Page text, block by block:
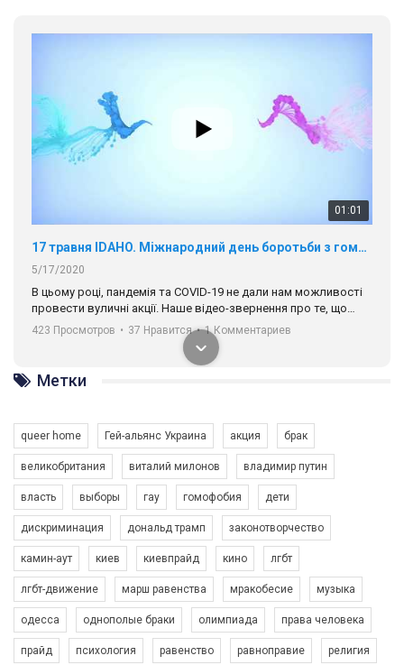
01:01
17 травня IDAHO. Міжнародний день боротьби з гомофобією трансфобією і біфобія.
5/17/2020
В цьому році, пандемія та COVІD-19 не дали нам можливості
провести вуличні акції. Наше відео-звернення про те, що
навіть коли ми у різних містах та не можемо зустрінеться, ми
разом. Ми закликаємо всіх хто поділяє цінності рівності та
солідарності, приєднатися до нас. Регіональні підрозділи
ГАУ є в 16 областях України.
Разом наш голос лунає гучніше!
423 Просмотров • 37 Нравится • 1 Комментариев
Зупинимо насильство проти ЛГБТ в Україні! Stop violence against LGBT in Ukraine!
6/30/2017
Емоційний та вражаючий промо-ролік на конкурс PACT, який
представляє програму "Гей-альянс Україна" з протидії
Метки
queer home Гей-альянс Украина акция брак
великобритания виталий милонов владимир путин
власть выборы гау гомофобия дети
дискриминация дональд трамп законотворчество
камин-аут киев киевпрайд кино лгбт
лгбт-движение марш равенства мракобесие музыка
одесса однополые браки олимпиада права человека
прайд психология равенство равноправие религия